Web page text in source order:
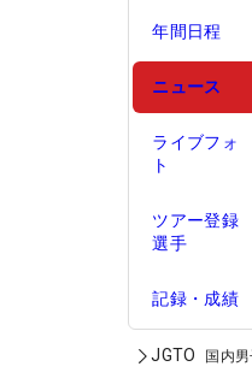
年間日程
ニュース
ライブフォ
ト
ツアー登録
選手
記録・成績
JGTO 国内